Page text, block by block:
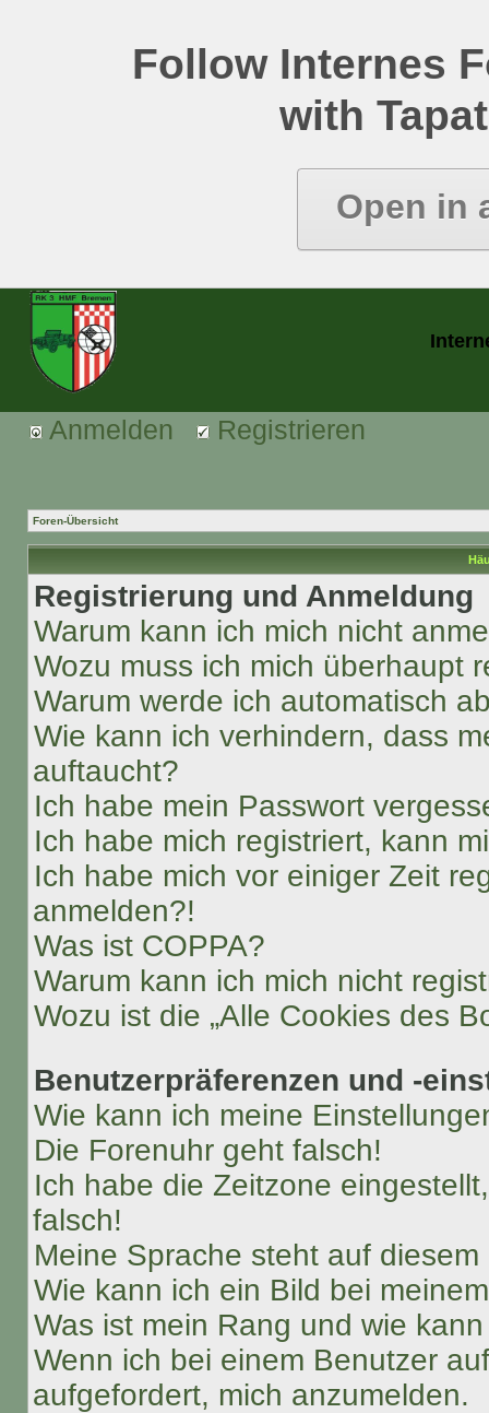
Follow Internes
with
Open in
Anmelden Registrieren
Foren-Übersicht
Registrierung und Anmeldung
Warum kann ich mich nicht
Wozu muss ich mich überhaupt
Warum werde ich automatisch
Wie kann ich verhindern, dass
auftaucht?
Ich habe mein Passwort
Ich habe mich registriert, kann
Ich habe mich vor einiger Zeit
anmelden?!
Was ist COPPA?
Warum kann ich mich nicht
Wozu ist die „Alle Cookies des
Benutzerpräferenzen und -
Wie kann ich meine
Die Forenuhr geht falsch!
Ich habe die Zeitzone
falsch!
Meine Sprache steht auf
Wie kann ich ein Bild bei
Was ist mein Rang und wie
Wenn ich bei einem Benutzer
aufgefordert, mich anzumelden.